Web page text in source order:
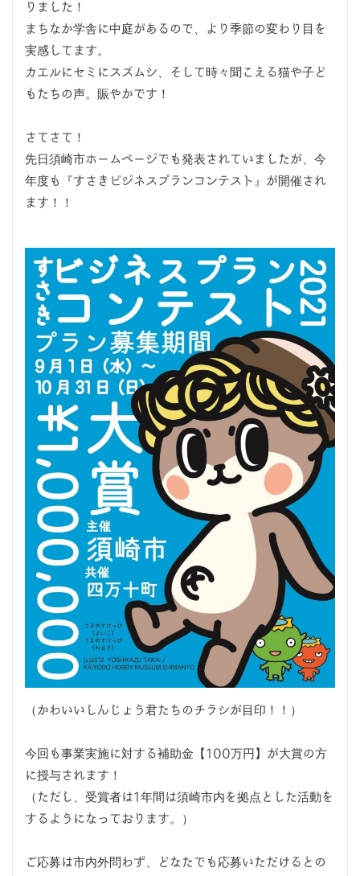
りました！
まちなか学舎に中庭があるので、より季節の変わり目を
実感してます。
カエルにセミにスズムシ、そして時々聞こえる猫や子ど
もたちの声。賑やかです！
さてさて！
先日須崎市ホームページでも発表されていましたが、今
年度も『すさきビジネスプランコンテスト』が開催され
ます！！
（かわいいしんじょう君たちのチラシが目印！！）
今回も事業実施に対する補助金【100万円】が大賞の方
に授与されます！
（ただし、受賞者は1年間は須崎市内を拠点とした活動を
するようになっております。）
ご応募は市内外問わず、どなたでも応募いただけるとの